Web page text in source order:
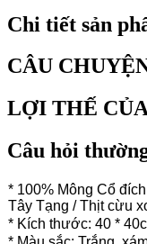
Chi tiết sản
CÂU
LỢI THẾ
Câu hỏi
* 100% Mông Cổ
Tây Tạng / Thịt cừu
* Kích thước: 40 *